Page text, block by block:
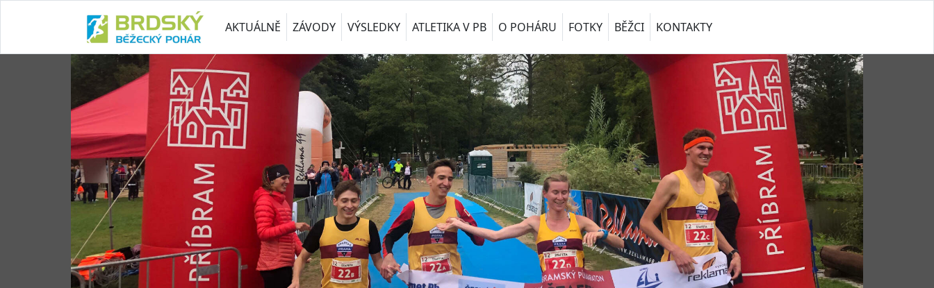
AKTUÁLNĚ ZÁVODY VÝSLEDKY ATLETIKA V PB O POHÁRU FOTKY BĚŽCI KONTAKTY